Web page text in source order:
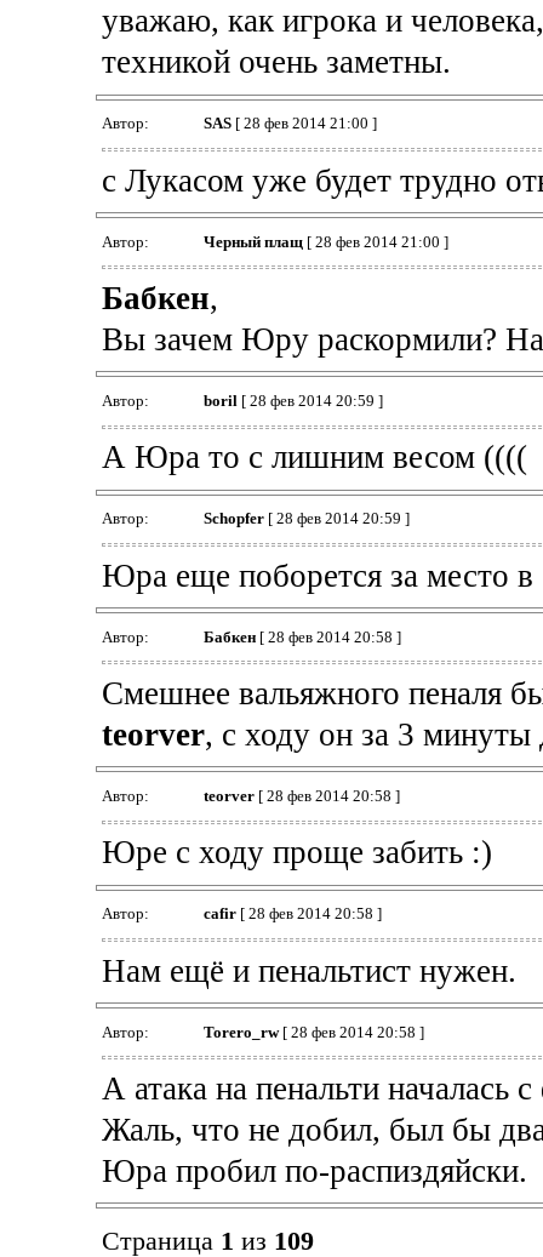
уважаю, как игрока и
техникой очень заметны.
Автор: SAS[ 28 фев 2014 21:00 ]
с Лукасом уже будет трудно
Автор: Черный плащ[ 28 фев 2014 21:00 ]
Бабкен,
Вы зачем Юру раскормили? На
Автор: boril[ 28 фев 2014 20:59 ]
А Юра то с лишним весом ((((
Автор: Schopfer[ 28 фев 2014 20:59 ]
Юра еще поборется за место
Автор: Бабкен[ 28 фев 2014 20:58 ]
Смешнее вальяжного пеналя
teorver, с ходу он за 3 минуты
Автор: teorver[ 28 фев 2014 20:58 ]
Юре с ходу проще забить :)
Автор: cafir[ 28 фев 2014 20:58 ]
Нам ещё и пенальтист нужен.
Автор: Torero_rw[ 28 фев 2014 20:58 ]
А атака на пенальти началась
Жаль, что не добил, был бы
Юра пробил по-распиздяйски.
Страница 1 из 109